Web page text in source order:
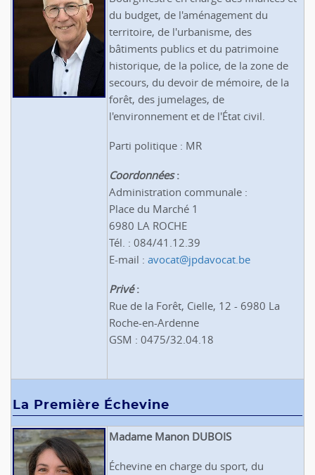
du budget, de l'aménagement du
territoire, de l'urbanisme, des
bâtiments publics et du patrimoine
historique, de la police, de la zone de
secours, du devoir de mémoire, de la
forêt, des jumelages, de
l'environnement et de l'État civil.
Parti politique : MR
Coordonnées:
Administration communale :
Place du Marché 1
6980 LA ROCHE
Tél. : 084/41.12.39
E-mail : avocat@jpdavocat.be
Privé:
Rue de la Forêt, Cielle, 12 - 6980 La
Roche-en-Ardenne
GSM : 0475/32.04.18
La Première Échevine
Madame Manon DUBOIS
Échevine en charge du sport, du